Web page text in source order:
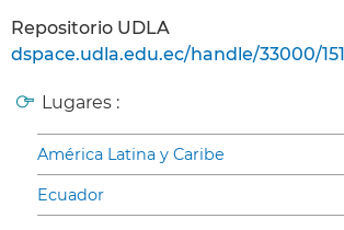
Repositorio UDLA
dspace.udla.edu.ec/handle/33000/
Lugares :
América Latina y Caribe
Ecuador